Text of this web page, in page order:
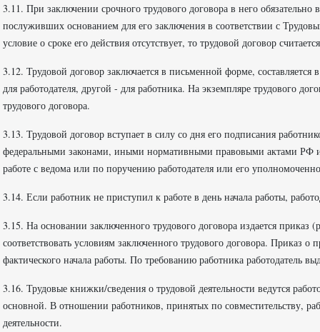
3.11. При заключении срочного трудового договора в него обязательно
послуживших основанием для его заключения в соответствии с
условие о сроке его действия отсутствует, то трудовой договор
3.12. Трудовой договор заключается в письменной форме,
для работодателя, другой - для работника. На экземпляре трудового
трудового договора.
3.13. Трудовой договор вступает в силу со дня его подписания
федеральными законами, иными нормативными правовыми актами РФ
работе с ведома или по поручению работодателя или его
3.14. Если работник не приступил к работе в день начала работы,
3.15. На основании заключенного трудового договора издается
соответствовать условиям заключенного трудового договора. Приказ
фактического начала работы. По требованию работника работодатель
3.16. Трудовые книжки/сведения о трудовой деятельности ведутся
основной. В отношении работников, принятых по совместительству,